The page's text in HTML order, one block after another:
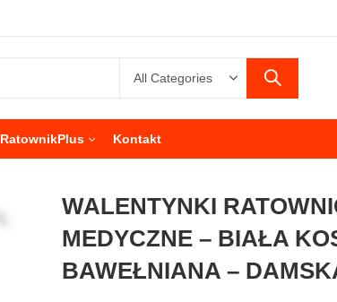
RatownikPlus Kontakt
WALENTYNKI
MEDYCZNE – BIAŁA
BAWEŁNIANA –